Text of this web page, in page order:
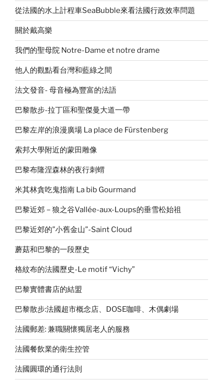
從法國的水上計程車SeaBubble來看法國行政效率問題
關於戴高樂
我們的聖母院 Notre-Dame et notre drame
他人的觀點看台灣和藍綠之間
法文發音- 母音極為豐富的法語
巴黎散步-拉丁區和聖傑曼大道一帶
巴黎左岸的浪漫廣場 La place de Fürstenberg
索邦大學附近的蒙田雕像
巴黎布隆涅森林的夜行刺蝟
米其林貪吃鬼指南 La bib Gourmand
巴黎近郊－狼之谷Vallée-aux-Loups的垂雪松始祖
巴黎近郊的”小舊金山”-Saint Cloud
蘑菇和巴黎的一段歷史
格紋布的法國歷史-Le motif “Vichy”
巴黎實體書店的結盟
巴黎散步:法國超市概念店、DOSE咖啡、木偶劇場
法國郵差: 兼職關懷獨居老人的服務
法國餐飲業的衛生控管
法國圓環的通行法則